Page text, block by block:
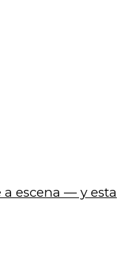
a escena — y esta